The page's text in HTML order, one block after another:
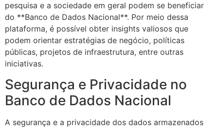
pesquisa e a sociedade em geral podem se beneficiar
do **Banco de Dados Nacional**. Por meio dessa
plataforma, é possível obter insights valiosos que
podem orientar estratégias de negócio, políticas
públicas, projetos de infraestrutura, entre outras
iniciativas.
Segurança e Privacidade no
Banco de Dados Nacional
A segurança e a privacidade dos dados armazenados